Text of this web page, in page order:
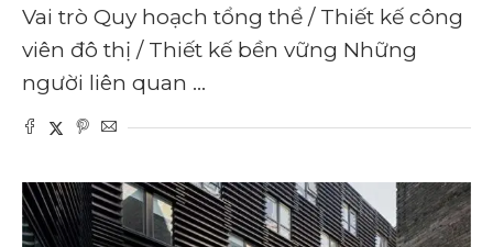
Vai trò Quy hoạch tổng thể / Thiết kế công
viên đô thị / Thiết kế bền vững Những
người liên quan …